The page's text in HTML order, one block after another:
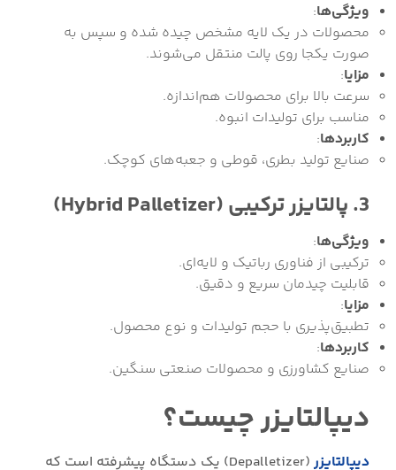
ویژگی‌ها:
محصولات در یک لایه مشخص چیده شده و سپس به
صورت یکجا روی پالت منتقل می‌شوند.
مزایا:
سرعت بالا برای محصولات هم‌اندازه.
مناسب برای تولیدات انبوه.
کاربردها:
صنایع تولید بطری، قوطی و جعبه‌های کوچک.
3. پالتایزر ترکیبی (Hybrid Palletizer)
ویژگی‌ها:
ترکیبی از فناوری رباتیک و لایه‌ای.
قابلیت چیدمان سریع و دقیق.
مزایا:
تطبیق‌پذیری با حجم تولیدات و نوع محصول.
کاربردها:
صنایع کشاورزی و محصولات صنعتی سنگین.
دیپالتایزر چیست؟
دیپالتایزر (Depalletizer) یک دستگاه پیشرفته است که